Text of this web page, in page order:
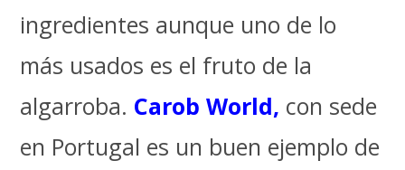
ingredientes aunque uno de lo
más usados es el fruto de la
algarroba. Carob World, con sede
en Portugal es un buen ejemplo de